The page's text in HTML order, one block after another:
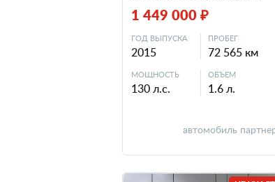
1 449 000 ₽
ГОД ВЫПУСКА
2015
ПРОБЕГ
72 565 км
МОЩНОСТЬ
130 л.с.
ОБЪЕМ
1.6 л.
автомобиль